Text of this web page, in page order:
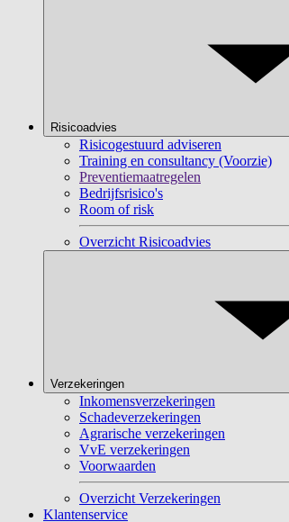
Risicoadvies
Risicogestuurd adviseren
Training en consultancy (Voorzie)
Preventiemaatregelen
Bedrijfsrisico's
Room of risk
Overzicht Risicoadvies
Verzekeringen
Inkomensverzekeringen
Schadeverzekeringen
Agrarische verzekeringen
VvE verzekeringen
Voorwaarden
Overzicht Verzekeringen
Klantenservice